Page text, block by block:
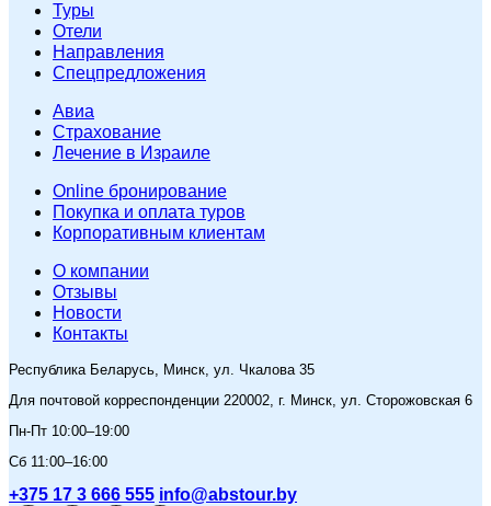
Туры
Отели
Направления
Спецпредложения
Авиа
Страхование
Лечение в Израиле
Online бронирование
Покупка и оплата туров
Корпоративным клиентам
O компании
Отзывы
Новости
Контакты
Республика Беларусь, Минск, ул. Чкалова 35
Для почтовой корреспонденции 220002, г. Минск, ул. Сторожовская 6
Пн-Пт 10:00–19:00
Сб 11:00–16:00
+375 17 3 666 555 info@abstour.by